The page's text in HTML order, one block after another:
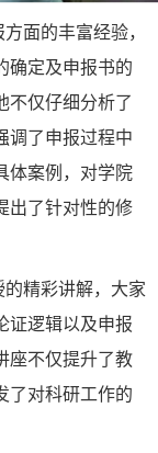
面的丰富经验，
确定及申报书的
不仅仔细分析了
调了申报过程中
体案例，对学院
出了针对性的修
精彩讲解，大家
证逻辑以及申报
座不仅提升了教
了对科研工作的